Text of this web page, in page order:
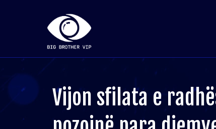
Vijon sfilata e